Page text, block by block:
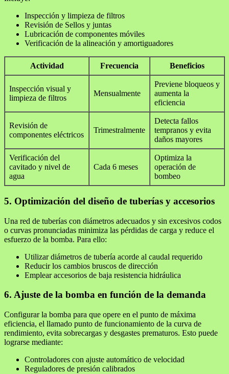
Inspección y limpieza de filtros
Revisión de Sellos y juntas
Lubricación de componentes móviles
Verificación de la alineación y amortiguadores
Actividad Frecuencia Beneficios
Inspección visual y
limpieza de filtros
Mensualmente
Previene bloqueos y
aumenta la
eficiencia
Revisión de
componentes eléctricos
Trimestralmente
Detecta fallos
tempranos y evita
daños mayores
Verificación del
cavitado y nivel de
agua
Cada 6 meses
Optimiza la
operación de
bombeo
5. Optimización del diseño de tuberías y accesorios
Una red de tuberías con diámetros adecuados y sin excesivos codos
o curvas pronunciadas minimiza las pérdidas de carga y reduce el
esfuerzo de la bomba. Para ello:
Utilizar diámetros de tubería acorde al caudal requerido
Reducir los cambios bruscos de dirección
Emplear accesorios de baja resistencia hidráulica
6. Ajuste de la bomba en función de la demanda
Configurar la bomba para que opere en el punto de máxima
eficiencia, el llamado punto de funcionamiento de la curva de
rendimiento, evita sobrecargas y desgastes prematuros. Esto puede
lograrse mediante:
Controladores con ajuste automático de velocidad
Reguladores de presión calibrados